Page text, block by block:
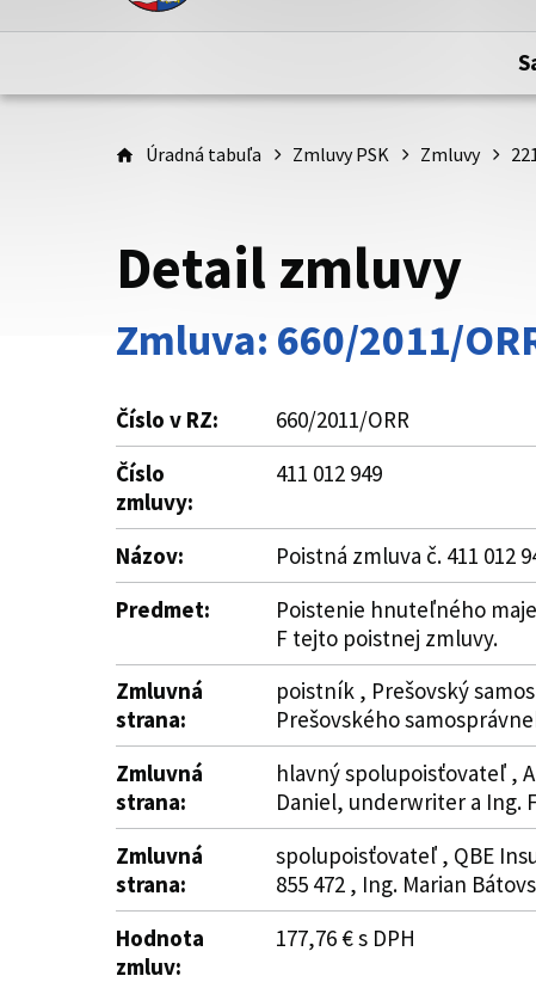
Toto je oficiálna webová stránka
Úradná tabuľa Zmluvy PSK Zmluvy
Detail zmluvy
Zmluva: 660/2011/
Číslo v RZ:
660/2011/ORR
Číslo
zmluvy:
411 012 949
Názov:
Poistná zmluva č. 411 012
Predmet:
Poistenie hnuteľného
F tejto poistnej zmluvy.
Zmluvná
strana:
poistník , Prešovský
Prešovského
Zmluvná
strana:
hlavný spolupoisťovateľ ,
Daniel, underwriter a Ing.
Zmluvná
strana:
spolupoisťovateľ , QBE
855 472 , Ing. Marian
Hodnota
zmluv:
177,76 € s DPH